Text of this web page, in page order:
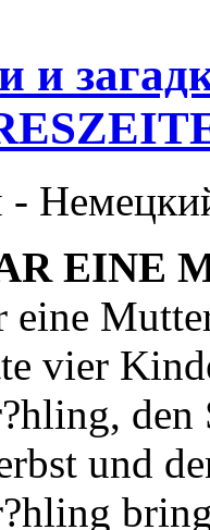
и
-
EINE
eine
vier
den
und